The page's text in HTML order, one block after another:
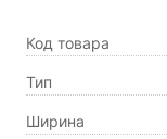
Код товара
Тип
Ширина